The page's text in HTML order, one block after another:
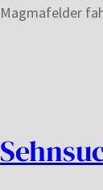
Magmafelder